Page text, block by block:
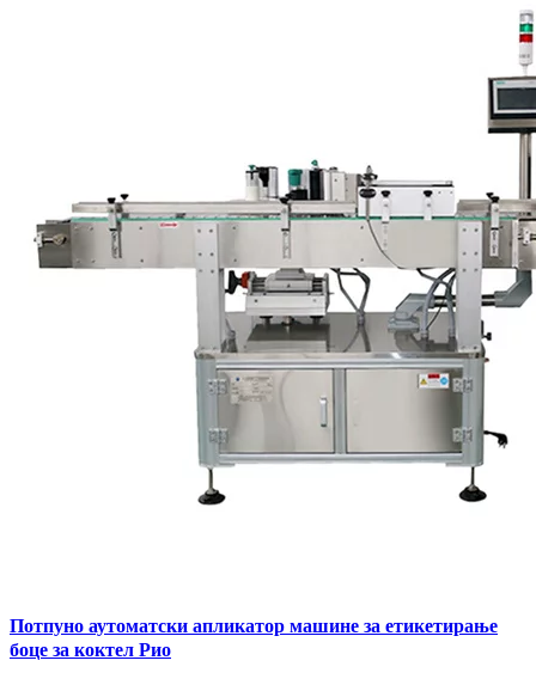
Потпуно аутоматски апликатор машине за етикетирање
боце за коктел Рио